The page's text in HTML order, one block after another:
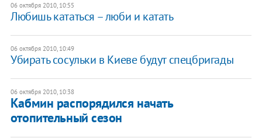
06 октября 2010, 10:55
Любишь кататься – люби и катать
06 октября 2010, 10:49
Убирать сосульки в Киеве будут спецбригады
06 октября 2010, 10:38
Кабмин распорядился начать
отопительный сезон